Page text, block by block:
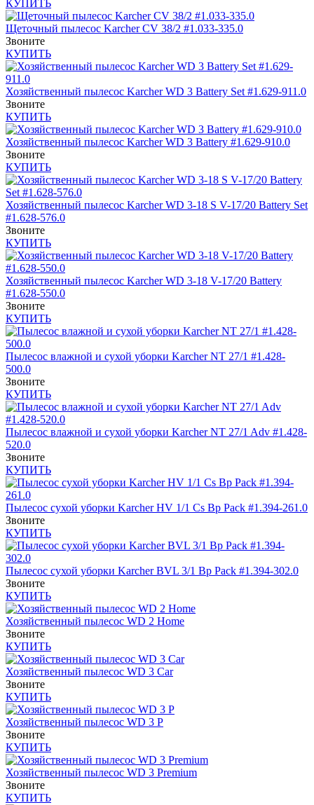
КУПИТЬ
Щеточный пылесос Karcher CV 38/2 #1.033-335.0
Звоните
КУПИТЬ
Хозяйственный пылесос Karcher WD 3 Battery Set #1.629-911.0
Звоните
КУПИТЬ
Хозяйственный пылесос Karcher WD 3 Battery #1.629-910.0
Звоните
КУПИТЬ
Хозяйственный пылесос Karcher WD 3-18 S V-17/20 Battery Set
#1.628-576.0
Звоните
КУПИТЬ
Хозяйственный пылесос Karcher WD 3-18 V-17/20 Battery
#1.628-550.0
Звоните
КУПИТЬ
Пылесос влажной и сухой уборки Karcher NT 27/1 #1.428-
500.0
Звоните
КУПИТЬ
Пылесос влажной и сухой уборки Karcher NT 27/1 Adv #1.428-
520.0
Звоните
КУПИТЬ
Пылесос сухой уборки Karcher HV 1/1 Cs Bp Pack #1.394-261.0
Звоните
КУПИТЬ
Пылесос сухой уборки Karcher BVL 3/1 Bp Pack #1.394-302.0
Звоните
КУПИТЬ
Хозяйственный пылесос WD 2 Home
Звоните
КУПИТЬ
Хозяйственный пылесос WD 3 Car
Звоните
КУПИТЬ
Хозяйственный пылесос WD 3 P
Звоните
КУПИТЬ
Хозяйственный пылесос WD 3 Premium
Звоните
КУПИТЬ